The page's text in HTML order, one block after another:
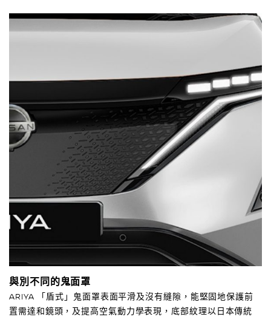
與別不同的鬼面罩
ARIYA 「盾式」鬼面罩表面平滑及沒有縫隙，能堅固地保護前
置需達和鏡頭，及提高空氣動力學表現，底部紋理以日本傳統